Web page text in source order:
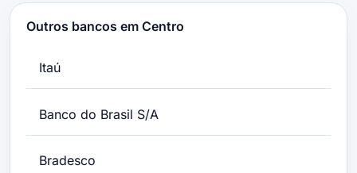
Outros bancos em Centro
Itaú
Banco do Brasil S/A
Bradesco